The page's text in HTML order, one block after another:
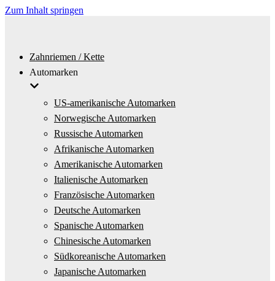
Zum Inhalt springen
Zahnriemen / Kette
Automarken
US-amerikanische Automarken
Norwegische Automarken
Russische Automarken
Afrikanische Automarken
Amerikanische Automarken
Italienische Automarken
Französische Automarken
Deutsche Automarken
Spanische Automarken
Chinesische Automarken
Südkoreanische Automarken
Japanische Automarken